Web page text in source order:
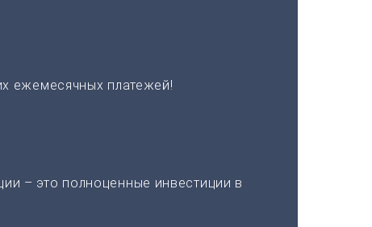
ежемесячных платежей!
– это полноценные инвестиции в